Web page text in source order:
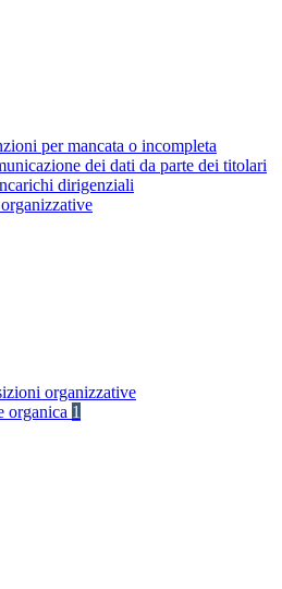
per mancata o incompleta
dei dati da parte dei titolari
dirigenziali
organizzative
organica 1